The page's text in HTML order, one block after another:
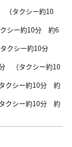
（タクシー約10
シー約10分 約6
クシー約10分
（タクシー約10
クシー約10分 約
クシー約10分 約